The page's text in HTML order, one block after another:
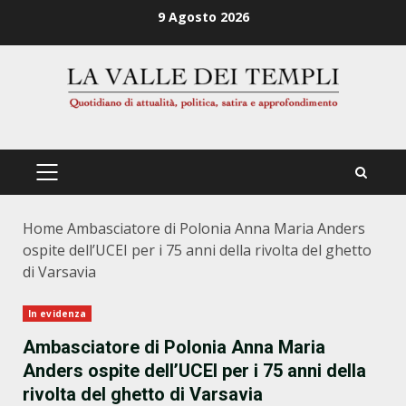
9 Agosto 2026
PRIMÄRES
Home Ambasciatore di Polonia Anna Maria Anders
ospite dell’UCEI per i 75 anni della rivolta del ghetto
di Varsavia
In evidenza
Ambasciatore di Polonia Anna Maria
Anders ospite dell’UCEI per i 75 anni della
rivolta del ghetto di Varsavia